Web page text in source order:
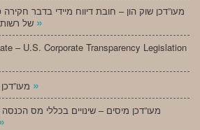
מעו”דכן שוק הון – חובת דיווח מיידי בדבר חקירה
»
– U.S. Corporate Transparency Legislation
»
מעו”דכן מיסים – שינויים בכללי מס
»